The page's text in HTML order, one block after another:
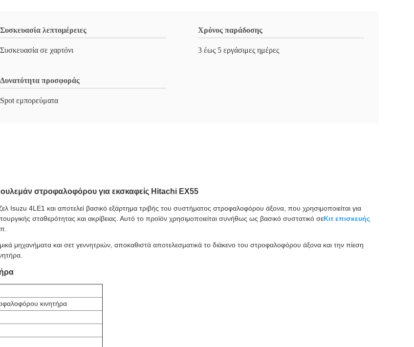
Συσκευασία λεπτομέρειες
Συσκευασία σε χαρτόνι
Χρόνος παράδοσης
3 έως 5 εργάσιμες ημέρες
Δυνατότητα προσφοράς
Spot εμπορεύματα
στροφαλοφόρου για εκσκαφείς Hitachi EX55
Isuzu 4LE1 και αποτελεί βασικό εξάρτημα τριβής του συστήματος στροφαλοφόρου άξονα, που χρησιμοποιείται για
σταθερότητας και ακρίβειας. Αυτό το προϊόν χρησιμοποιείται συνήθως ως βασικό συστατικό σεΚιτ επισκευής
μηχανήματα και σετ γεννητριών, αποκαθιστά αποτελεσματικά το διάκενο του στροφαλοφόρου άξονα και την πίεση
κινητήρα